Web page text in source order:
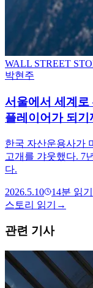
WALL STREET
박현주
서울에서 세계
플레이어가 되기
한국 자산운용사가
고개를 갸웃했다. 7
다.
2026.5.10 14분 읽기
스토리 읽기 →
관련 기사